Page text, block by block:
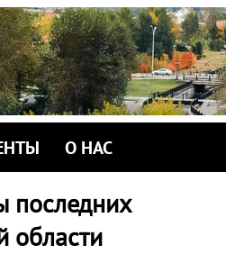
О НАС
последних
области